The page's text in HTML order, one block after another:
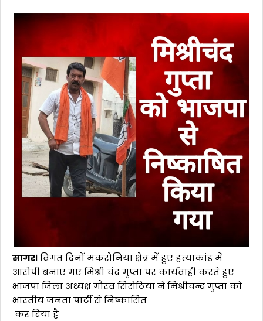
सागर। विगत दिनों मकरोनिया क्षेत्र में हुए हत्याकांड में
आरोपी बनाए गए मिश्री चंद गुप्ता पर कार्यवाही करते हुए
भाजपा जिला अध्यक्ष गौरव सिरोठिया ने मिश्रीचन्द गुप्ता को
भारतीय जनता पार्टी से निष्कासित
कर दिया है